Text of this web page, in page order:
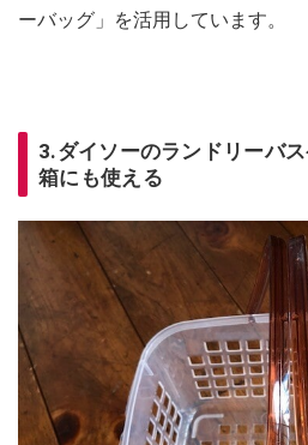
ーバッグ」を活用しています。
3.ダイソーのランドリーバ
箱にも使える